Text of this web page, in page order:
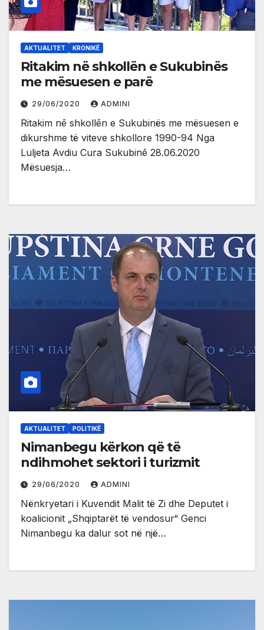
AKTUALITET KRONIKË
Ritakim në shkollën e Sukubinës
me mësuesen e parë
29/06/2020 ADMINI
Ritakim nē shkollēn e Sukubinës me mësuesen e
dikurshme të viteve shkollore 1990-94 Nga
Luljeta Avdiu Cura Sukubinē 28.06.2020
Mësuesja…
AKTUALITET POLITIKË
Nimanbegu kërkon që të
ndihmohet sektori i turizmit
29/06/2020 ADMINI
Nënkryetari i Kuvendit Malit të Zi dhe Deputet i
koalicionit „Shqiptarët të vendosur“ Genci
Nimanbegu ka dalur sot në një…